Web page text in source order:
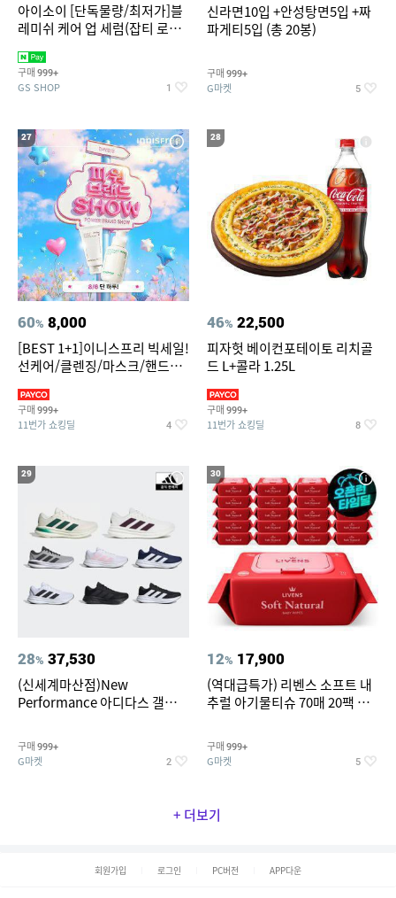
아이소이 [단독물량/최저가]블
레미쉬 케어 업 세럼(잡티 로즈
2027-04-24)
구매 999+
GS SHOP 1
신라면10입 +안성탕면5입 +짜
파게티5입 (총 20봉)
구매 999+
G마켓 5
27
60% 8,000
[BEST 1+1]이니스프리 빅세일!
선케어/클렌징/마스크/핸드크
구매 999+
11번가 쇼킹딜 4
28
46% 22,500
피자헛 베이컨포테이토 리치골
드 L+콜라 1.25L
구매 999+
11번가 쇼킹딜 8
29
28% 37,530
(신세계마산점)New
Performance 아디다스 갤럭시
구매 999+
G마켓 2
30
12% 17,900
(역대급특가) 리벤스 소프트 내
추럴 아기물티슈 70매 20팩 캡
구매 999+
G마켓 5
+ 더보기
회원가입 로그인 PC버전 APP다운